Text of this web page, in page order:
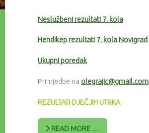
Neslužbeni rezultati 7. kola
Hendikep rezultati 7. kola Novigrad
Ukupni poredak
Primjedbe na olegrajic@gmail.com
REZULTATI DJEČJIH UTRKA
READ MORE …